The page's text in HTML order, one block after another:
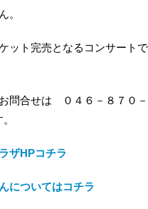
。
ト完売となるコンサート
問合せは ０４６－８７０
ザHPコチラ
についてはコチラ